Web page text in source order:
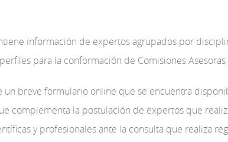
información de expertos agrupados por
para la conformación de Comisiones Asesoras
un breve formulario online que se encuentra
complementa la postulación de expertos que
y profesionales ante la consulta que realiza